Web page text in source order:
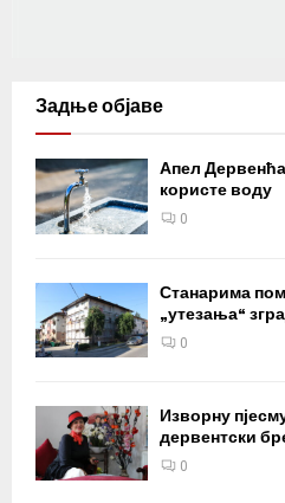
Задње објаве
Апел
користе воду
0
Станарима
„утезања“
0
Изворну
дервентски
0